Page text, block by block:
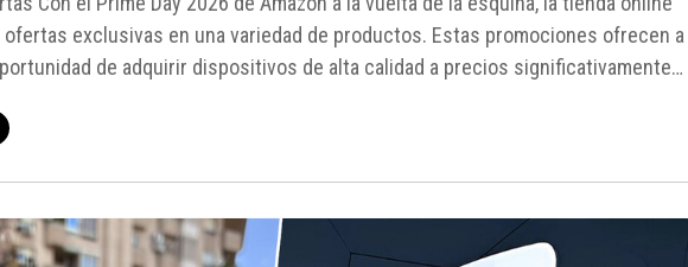
ofertas exclusivas en una variedad de productos. Estas promociones ofrecen a
de adquirir dispositivos de alta calidad a precios significativamente